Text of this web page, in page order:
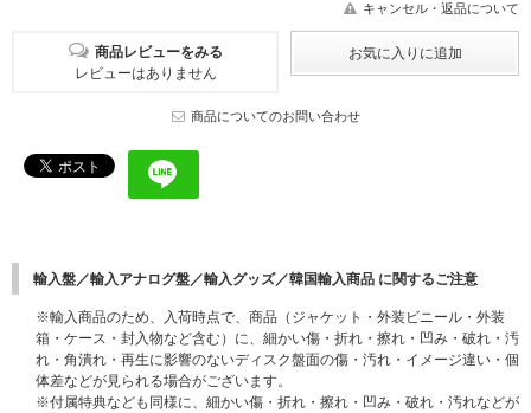
キャンセル・返品について
商品レビューをみる
レビューはありません
商品についてのお問い合わせ
輸入盤／輸入アナログ盤／輸入グッズ／韓国輸入商品 に関するご注意
※輸入商品のため、入荷時点で、商品（ジャケット・外装ビニール・外装
箱・ケース・封入物など含む）に、細かい傷・折れ・擦れ・凹み・破れ・汚
れ・角潰れ・再生に影響のないディスク盤面の傷・汚れ・イメージ違い・個
体差などが見られる場合がございます。
※付属特典なども同様に、細かい傷・折れ・擦れ・凹み・破れ・汚れなどが